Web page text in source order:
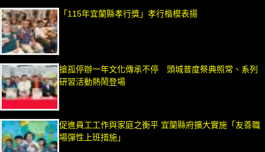
「115年宜蘭縣孝行獎」孝行楷模表揚
搶孤停辦一年文化傳承不停 頭城普度祭典照常、系列
研習活動熱鬧登場
促進員工工作與家庭之衡平 宜蘭縣府擴大實施「友善職
場彈性上班措施」